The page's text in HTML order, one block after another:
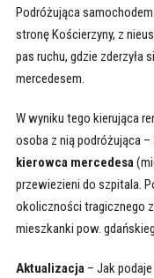
Podróżująca
stronę Kościerzyny, z
pas ruchu, gdzie zderzyła
mercedesem.
W wyniku tego kierująca
osoba z nią podróżująca –
kierowca mercedesa
przewiezieni do szpitala.
okoliczności tragicznego
mieszkanki pow.
Aktualizacja – Jak